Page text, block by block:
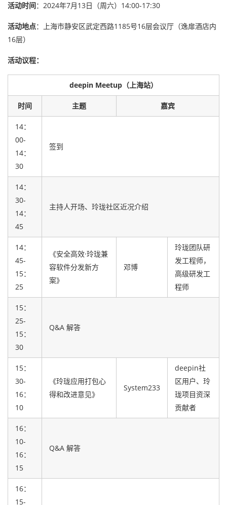
活动时间： 2024年7月13日（周六）14:00-17:30
活动地点：
上海市静安区武定西路1185号16层会议厅（逸扉酒店内
16层）
活动议程：
deepin Meetup（上海站）
时间 主题 嘉宾
14：
00-
14：
30
签到
14：
30-
14：
45
主持人开场、玲珑社区近况介绍
14：
45-
15：
25
《安全高效·玲珑兼
容软件分发新方
案》
邓博
玲珑团队研
发工程师，
高级研发工
程师
15：
25-
15：
30
Q&A 解答
15：
30-
16：
10
《玲珑应用打包心
得和改进意见》
System233
deepin社
区用户、玲
珑项目资深
贡献者
16：
10-
16：
15
Q&A 解答
16：
15-